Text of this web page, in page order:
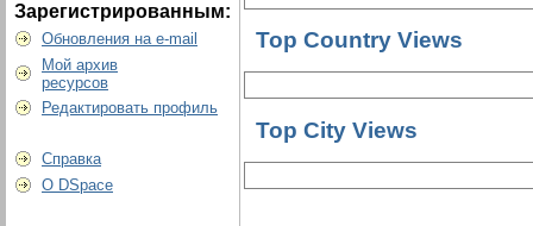
Зарегистрированным:
Обновления на e-mail
Мой архив
ресурсов
Редактировать профиль
Справка
О DSpace
Top Country Views
Top City Views